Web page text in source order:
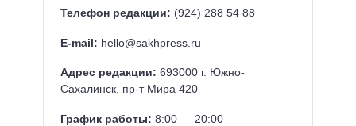
Телефон редакции: (924) 288 54 88
E-mail: hello@sakhpress.ru
Адрес редакции: 693000 г. Южно-
Сахалинск, пр-т Мира 420
График работы: 8:00 — 20:00